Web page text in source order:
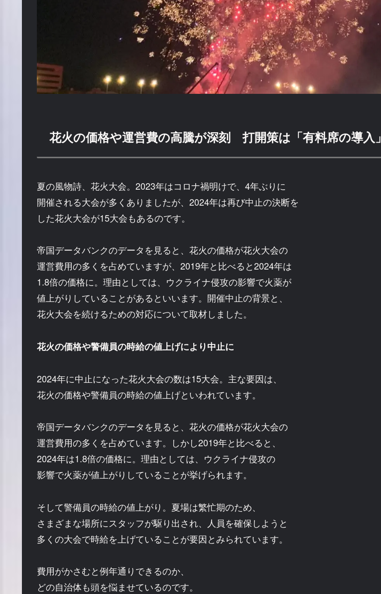
花火の価格や運営費の高騰が深刻 打開策は「有料席の導入」
夏の風物詩、花火大会。2023年はコロナ禍明けで、4年ぶりに
開催される大会が多くありましたが、2024年は再び中止の決断を
した花火大会が15大会もあるのです。
帝国データバンクのデータを見ると、花火の価格が花火大会の
運営費用の多くを占めていますが、2019年と比べると2024年は
1.8倍の価格に。理由としては、ウクライナ侵攻の影響で火薬が
値上がりしていることがあるといいます。開催中止の背景と、
花火大会を続けるための対応について取材しました。
花火の価格や警備員の時給の値上げにより中止に
2024年に中止になった花火大会の数は15大会。主な要因は、
花火の価格や警備員の時給の値上げといわれています。
帝国データバンクのデータを見ると、花火の価格が花火大会の
運営費用の多くを占めています。しかし2019年と比べると、
2024年は1.8倍の価格に。理由としては、ウクライナ侵攻の
影響で火薬が値上がりしていることが挙げられます。
そして警備員の時給の値上がり。夏場は繁忙期のため、
さまざまな場所にスタッフが駆り出され、人員を確保しようと
多くの大会で時給を上げていることが要因とみられています。
費用がかさむと例年通りできるのか、
どの自治体も頭を悩ませているのです。